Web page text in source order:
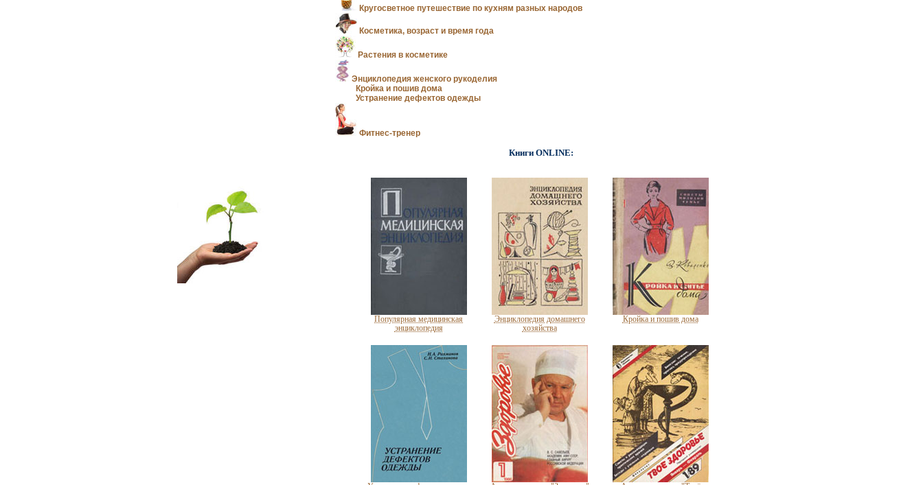
Кругосветное путешествие по кухням разных народов
Косметика, возраст и время года
Растения в косметике
Энциклопедия женского рукоделия
Кройка и пошив дома
Устранение дефектов одежды
Фитнес-тренер
Книги ONLINE:
Популярная медицинская
энциклопедия
Энциклопедия домашнего
хозяйства
Кройка и пошив дома